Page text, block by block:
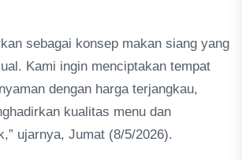
sebagai konsep makan siang yang
Kami ingin menciptakan tempat
dengan harga terjangkau,
kualitas menu dan
ujarnya, Jumat (8/5/2026).